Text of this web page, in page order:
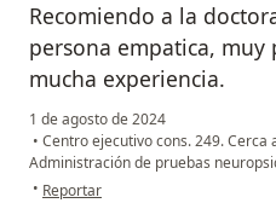
Recomiendo a la
persona empatica, muy
mucha experiencia.
1 de agosto de 2024
• Centro ejecutivo cons. 249.
Administración de pruebas
• en opinión del usuario Valentina
Reportar